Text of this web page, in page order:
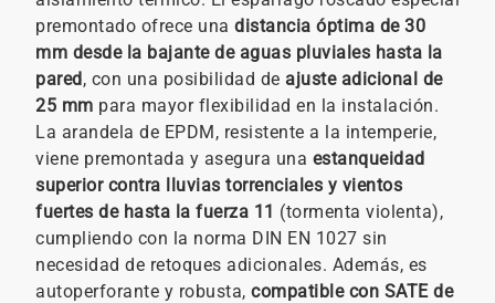
premontado ofrece una distancia óptima de 30
mm desde la bajante de aguas pluviales hasta la
pared, con una posibilidad de ajuste adicional de
25 mm para mayor flexibilidad en la instalación.
La arandela de EPDM, resistente a la intemperie,
viene premontada y asegura una estanqueidad
superior contra lluvias torrenciales y vientos
fuertes de hasta la fuerza 11 (tormenta violenta),
cumpliendo con la norma DIN EN 1027 sin
necesidad de retoques adicionales. Además, es
autoperforante y robusta, compatible con SATE de